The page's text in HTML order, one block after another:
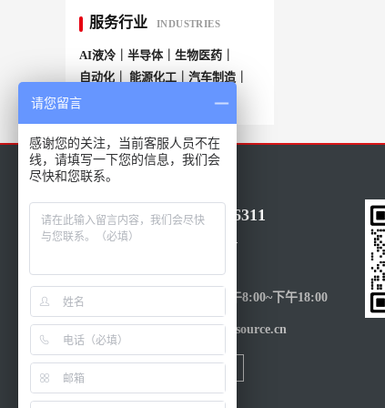
服务行业 INDUSTRIES
AI液冷｜半导体｜生物医药｜
自动化｜ 能源化工｜汽车制造｜
More+
86-021-50686311
15317205601
周一至周五-上午8:00~下午18:00
邮件：sales@eusource.cn
请您留言
感谢您的关注，当前客服人员不在
线，请填写一下您的信息，我们会
尽快和您联系。